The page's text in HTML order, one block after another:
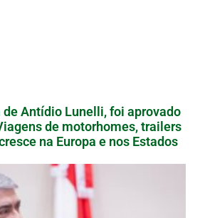
Antídio Lunelli, foi aprovado
de motorhomes, trailers
na Europa e nos Estados